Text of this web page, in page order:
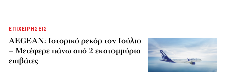
ΕΠΙΧΕΙΡΗΣΕΙΣ
AEGEAN: Ιστορικό ρεκόρ τον Ιούλιο
– Μετέφερε πάνω από 2 εκατομμύρια
επιβάτες